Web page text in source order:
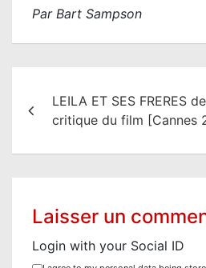
Par Bart Sampson
LEILA ET SES FRERES
critique du film [Cannes
Laisser un
Login with your Social ID